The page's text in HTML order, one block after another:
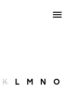
K L M N O